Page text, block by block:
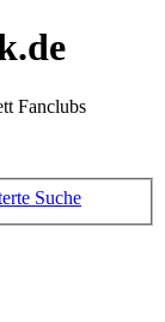
Fanclubs
Suche